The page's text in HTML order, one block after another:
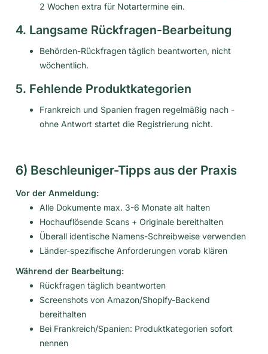
2 Wochen extra für Notartermine ein.
4. Langsame Rückfragen-Bearbeitung
Behörden-Rückfragen täglich beantworten, nicht
wöchentlich.
5. Fehlende Produktkategorien
Frankreich und Spanien fragen regelmäßig nach -
ohne Antwort startet die Registrierung nicht.
6) Beschleuniger-Tipps aus der Praxis
Vor der Anmeldung:
Alle Dokumente max. 3-6 Monate alt halten
Hochauflösende Scans + Originale bereithalten
Überall identische Namens-Schreibweise verwenden
Länder-spezifische Anforderungen vorab klären
Während der Bearbeitung:
Rückfragen täglich beantworten
Screenshots von Amazon/Shopify-Backend
bereithalten
Bei Frankreich/Spanien: Produktkategorien sofort
nennen